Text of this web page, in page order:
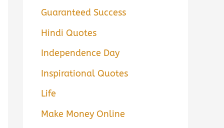
Guaranteed Success
Hindi Quotes
Independence Day
Inspirational Quotes
Life
Make Money Online